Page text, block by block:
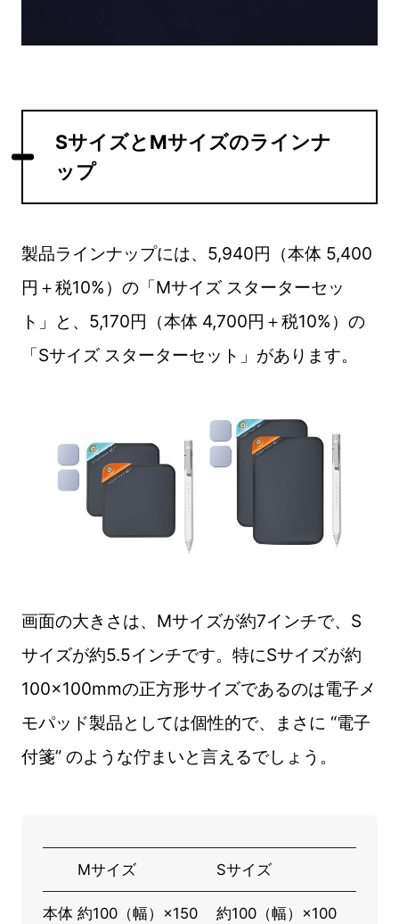
SサイズとMサイズのラインナ
ップ
製品ラインナップには、5,940円（本体 5,400
円＋税10%）の「Mサイズ スターターセッ
ト」と、5,170円（本体 4,700円＋税10%）の
「Sサイズ スターターセット」があります。
画面の大きさは、Mサイズが約7インチで、S
サイズが約5.5インチです。特にSサイズが約
100×100mmの正方形サイズであるのは電子メ
モパッド製品としては個性的で、まさに “電子
付箋” のような佇まいと言えるでしょう。
Mサイズ Sサイズ
本体 約100（幅）×150
約100（幅）×100